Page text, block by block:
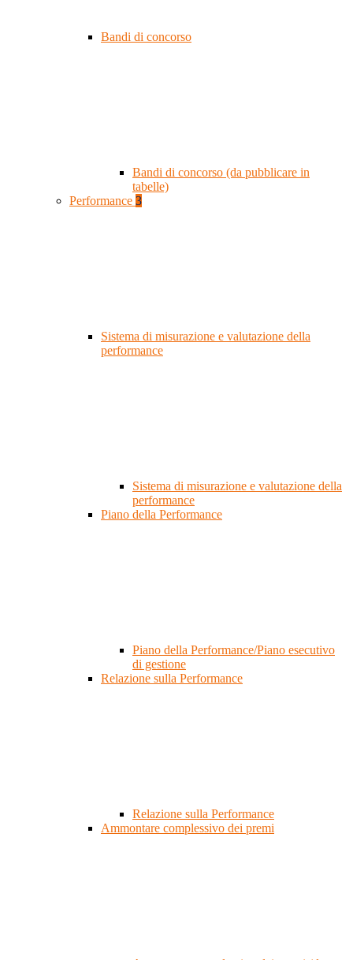
Bandi di concorso
Bandi di concorso (da pubblicare in
tabelle)
Performance 3
Sistema di misurazione e valutazione della
performance
Sistema di misurazione e valutazione della
performance
Piano della Performance
Piano della Performance/Piano esecutivo
di gestione
Relazione sulla Performance
Relazione sulla Performance
Ammontare complessivo dei premi